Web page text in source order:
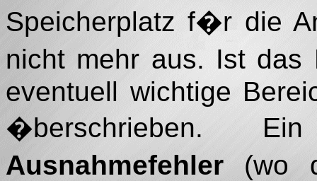
Speicherplatz f�r die
nicht mehr aus. Ist
eventuell wichtige
�berschrieben.
Ausnahmefehler (wo